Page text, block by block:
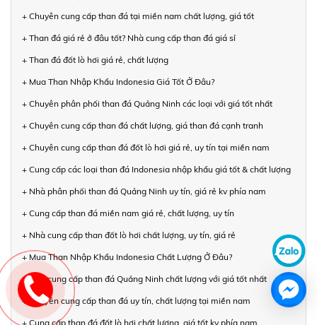
+ Chuyên cung cấp than đá tại miền nam chất lượng, giá tốt
+ Than đá giá rẻ ở đâu tốt? Nhà cung cấp than đá giá sỉ
+ Than đá đốt lò hơi giá rẻ, chất lượng
+ Mua Than Nhập Khẩu Indonesia Giá Tốt Ở Đâu?
+ Chuyên phân phối than đá Quảng Ninh các loại với giá tốt nhất
+ Chuyên cung cấp than đá chất lượng, giá than đá cạnh tranh
+ Chuyên cung cấp than đá đốt lò hơi giá rẻ, uy tín tại miền nam
+ Cung cấp các loại than đá Indonesia nhập khẩu giá tốt & chất lượng
+ Nhà phân phối than đá Quảng Ninh uy tín, giá rẻ kv phía nam
+ Cung cấp than đá miền nam giá rẻ, chất lượng, uy tín
+ Nhà cung cấp than đốt lò hơi chất lượng, uy tín, giá rẻ
+ Mua Than Nhập Khẩu Indonesia Chất Lượng Ở Đâu?
+ Nhà cung cấp than đá Quảng Ninh chất lượng với giá tốt nhất
+ Chuyên cung cấp than đá uy tín, chất lượng tại miền nam
+ Cung cấp than đá đốt lò hơi chất lượng, giá tốt kv phía nam